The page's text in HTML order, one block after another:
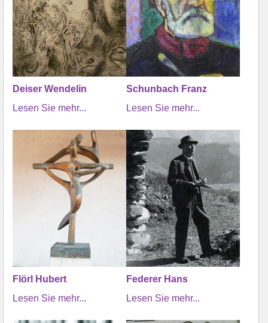
Deiser Wendelin
Lesen Sie mehr...
Schunbach Franz
Lesen Sie mehr...
Flörl Hubert
Lesen Sie mehr...
Federer Hans
Lesen Sie mehr...